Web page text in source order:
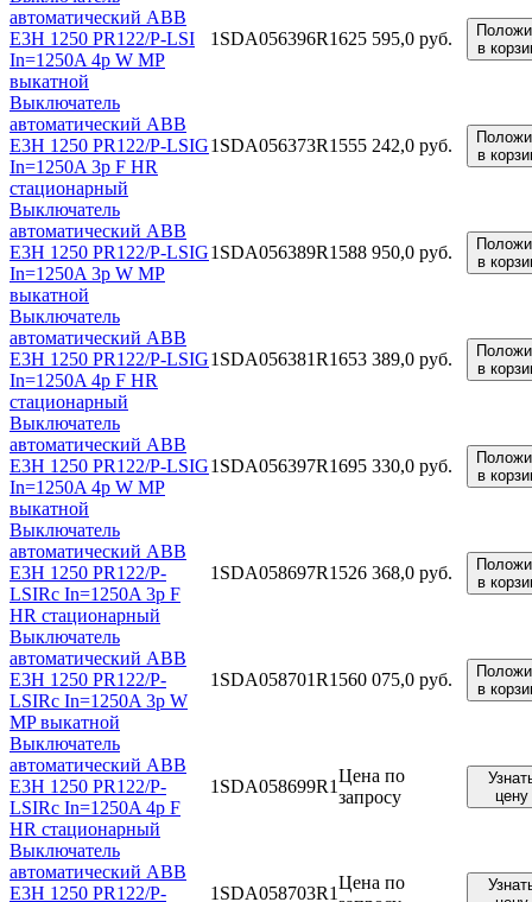
автоматический ABB
E3H 1250 PR122/P-LSI
In=1250A 4p W MP
выкатной
1SDA056396R1625 595,0 руб.
в
Выключатель
автоматический ABB
E3H 1250 PR122/P-LSIG
In=1250A 3p F HR
стационарный
1SDA056373R1 555 242,0 руб.
в
Выключатель
автоматический ABB
E3H 1250 PR122/P-LSIG
In=1250A 3p W MP
выкатной
1SDA056389R1 588 950,0 руб.
в
Выключатель
автоматический ABB
E3H 1250 PR122/P-LSIG
In=1250A 4p F HR
стационарный
1SDA056381R1653 389,0 руб.
в
Выключатель
автоматический ABB
E3H 1250 PR122/P-LSIG
In=1250A 4p W MP
выкатной
1SDA056397R1695 330,0 руб.
в
Выключатель
автоматический ABB
E3H 1250 PR122/P-
LSIRc In=1250A 3p F
HR стационарный
1SDA058697R1 526 368,0 руб.
в
Выключатель
автоматический ABB
E3H 1250 PR122/P-
LSIRc In=1250A 3p W
MP выкатной
1SDA058701R1 560 075,0 руб.
в
Выключатель
автоматический ABB
E3H 1250 PR122/P-
LSIRc In=1250A 4p F
HR стационарный
1SDA058699R1
Цена по
запросу
цену
Выключатель
автоматический ABB
E3H 1250 PR122/P-
1SDA058703R1
Цена по